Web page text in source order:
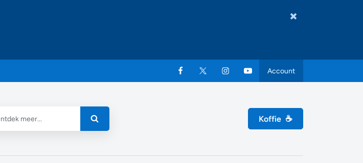
Account
Koffie ☕